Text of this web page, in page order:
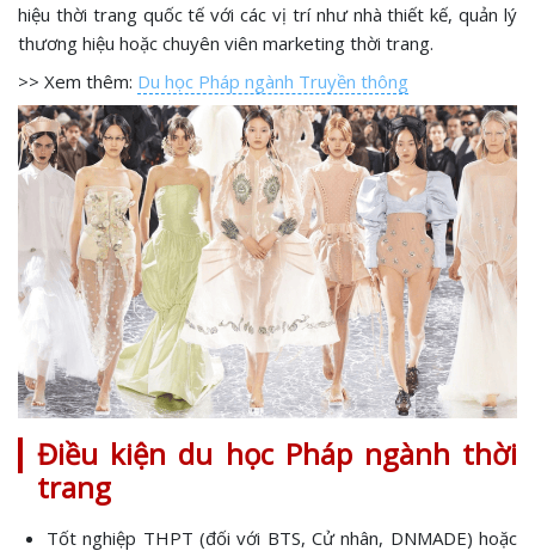
hiệu thời trang quốc tế với các vị trí như nhà thiết kế, quản lý
thương hiệu hoặc chuyên viên marketing thời trang.
>> Xem thêm: Du học Pháp ngành Truyền thông
Điều kiện du học Pháp ngành thời
trang
Tốt nghiệp THPT (đối với BTS, Cử nhân, DNMADE) hoặc